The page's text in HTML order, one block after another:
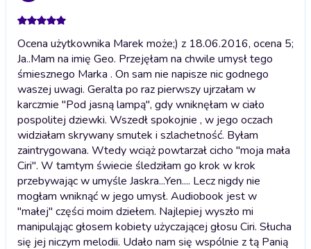
Ocena użytkownika Marek może;) z 18.06.2016, ocena 5;
Ja..Mam na imię Geo. Przejęłam na chwile umysł tego
śmiesznego Marka . On sam nie napisze nic godnego
waszej uwagi. Geralta po raz pierwszy ujrzałam w
karczmie "Pod jasną lampą", gdy wniknęłam w ciało
pospolitej dziewki. Wszedł spokojnie , w jego oczach
widziałam skrywany smutek i szlachetność. Byłam
zaintrygowana. Wtedy wciąż powtarzał cicho "moja mała
Ciri". W tamtym świecie śledziłam go krok w krok
przebywając w umyśle Jaskra...Yen.... Lecz nigdy nie
mogłam wniknąć w jego umysł. Audiobook jest w
"małej" części moim dziełem. Najlepiej wyszło mi
manipuląjąc głosem kobiety użyczającej głosu Ciri. Słucha
się jej niczym melodii. Udało nam się wspólnie z tą Panią